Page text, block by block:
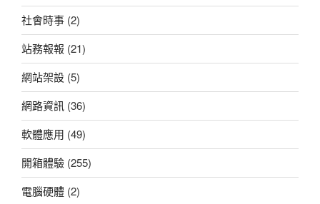
社會時事 (2)
站務報報 (21)
網站架設 (5)
網路資訊 (36)
軟體應用 (49)
開箱體驗 (255)
電腦硬體 (2)